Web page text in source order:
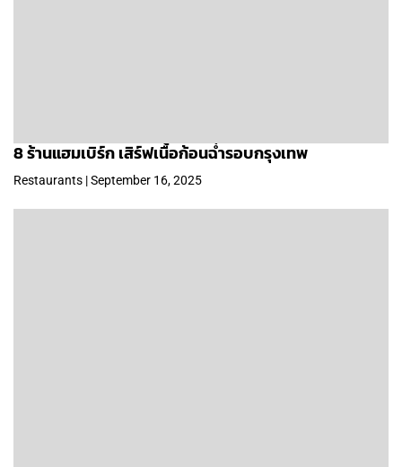
8 ร้านแฮมเบิร์ก เสิร์ฟเนื้อก้อนฉ่ำรอบกรุงเทพ
Restaurants | September 16, 2025